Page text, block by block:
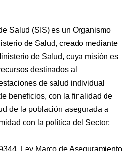
Salud (SIS) es un Organismo
de Salud, creado mediante
de Salud, cuya misión es
destinados al
de salud individual
beneficios, con la finalidad de
de la población asegurada a
con la política del Sector;
Ley Marco de Aseguramiento